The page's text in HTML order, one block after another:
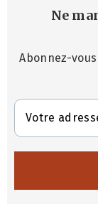
Ne
Abonnez-